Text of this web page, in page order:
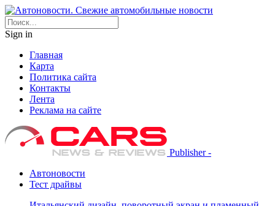
Sign in
Главная
Карта
Политика сайта
Контакты
Лента
Реклама на сайте
Publisher -
Автоновости
Тест драйвы